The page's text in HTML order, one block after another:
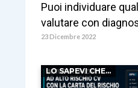
Puoi individuare
valutare con
23 Dicembre 2022
LO SAPEVI CHE...